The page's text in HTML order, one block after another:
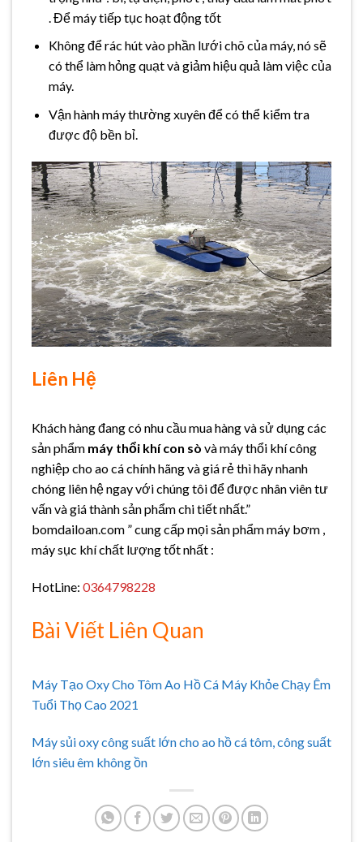
. Để máy tiếp tục hoạt động tốt
Không để rác hút vào phần lưới chõ của máy, nó sẽ
có thể làm hỏng quạt và giảm hiệu quả làm việc của
máy.
Vận hành máy thường xuyên để có thể kiểm tra
được độ bền bỉ.
Liên Hệ
Khách hàng đang có nhu cầu mua hàng và sử dụng các
sản phẩm máy thổi khí con sò và máy thổi khí công
nghiệp cho ao cá chính hãng và giá rẻ thì hãy nhanh
chóng liên hệ ngay với chúng tôi để được nhân viên tư
vấn và giá thành sản phẩm chi tiết nhất.”
bomdailoan.com ” cung cấp mọi sản phẩm máy bơm ,
máy sục khí chất lượng tốt nhất :
HotLine: 0364798228
Bài Viết Liên Quan
Máy Tạo Oxy Cho Tôm Ao Hồ Cá Máy Khỏe Chạy Êm
Tuổi Thọ Cao 2021
Máy sủi oxy công suất lớn cho ao hồ cá tôm, công suất
lớn siêu êm không ồn